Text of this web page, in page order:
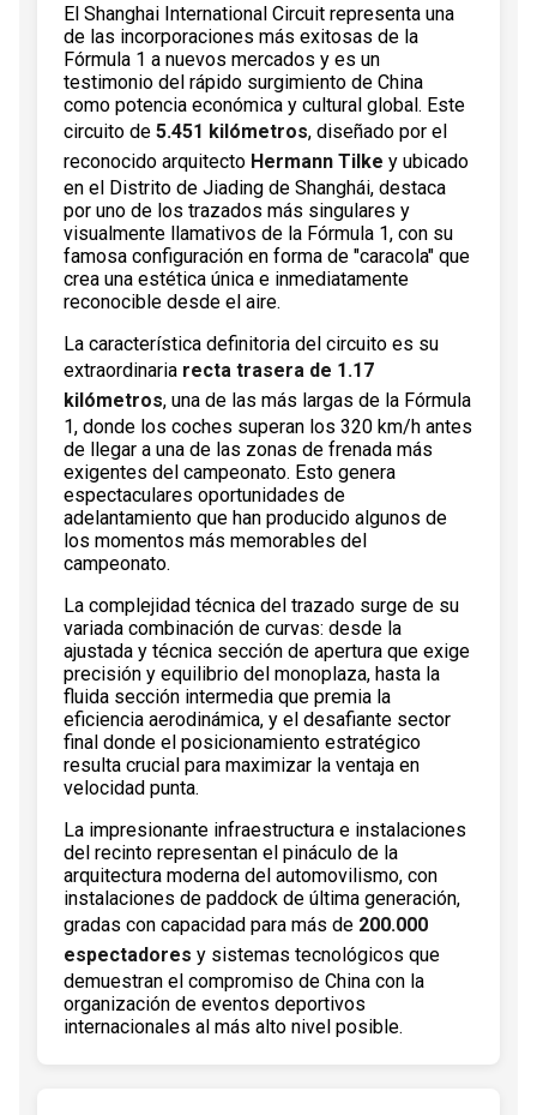
El Shanghai International Circuit representa una
de las incorporaciones más exitosas de la
Fórmula 1 a nuevos mercados y es un
testimonio del rápido surgimiento de China
como potencia económica y cultural global. Este
circuito de 5.451 kilómetros, diseñado por el
reconocido arquitecto Hermann Tilke y ubicado
en el Distrito de Jiading de Shanghái, destaca
por uno de los trazados más singulares y
visualmente llamativos de la Fórmula 1, con su
famosa configuración en forma de "caracola" que
crea una estética única e inmediatamente
reconocible desde el aire.
La característica definitoria del circuito es su
extraordinaria recta trasera de 1.17
kilómetros, una de las más largas de la Fórmula
1, donde los coches superan los 320 km/h antes
de llegar a una de las zonas de frenada más
exigentes del campeonato. Esto genera
espectaculares oportunidades de
adelantamiento que han producido algunos de
los momentos más memorables del
campeonato.
La complejidad técnica del trazado surge de su
variada combinación de curvas: desde la
ajustada y técnica sección de apertura que exige
precisión y equilibrio del monoplaza, hasta la
fluida sección intermedia que premia la
eficiencia aerodinámica, y el desafiante sector
final donde el posicionamiento estratégico
resulta crucial para maximizar la ventaja en
velocidad punta.
La impresionante infraestructura e instalaciones
del recinto representan el pináculo de la
arquitectura moderna del automovilismo, con
instalaciones de paddock de última generación,
gradas con capacidad para más de 200.000
espectadores y sistemas tecnológicos que
demuestran el compromiso de China con la
organización de eventos deportivos
internacionales al más alto nivel posible.